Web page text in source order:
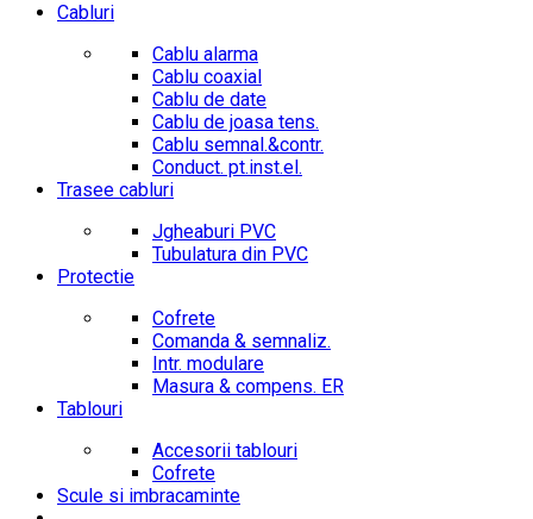
Cabluri
Cablu alarma
Cablu coaxial
Cablu de date
Cablu de joasa tens.
Cablu semnal.&contr.
Conduct. pt.inst.el.
Trasee cabluri
Jgheaburi PVC
Tubulatura din PVC
Protectie
Cofrete
Comanda & semnaliz.
Intr. modulare
Masura & compens. ER
Tablouri
Accesorii tablouri
Cofrete
Scule si imbracaminte